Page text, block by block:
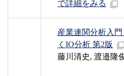
で詳細をみる
産業連関分析入
くIO分析 第2版
藤川清史, 渡邉隆